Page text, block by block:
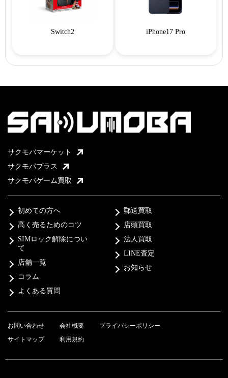
Switch2 iPhone17 Pro
サクモバマーケット
サクモバプラス
サクモバゲーム買取
初めての方へ
高く売るためのコツ
SIMロック解除につい
て
店舗一覧
コラム
よくある質問
郵送買取
店頭買取
法人買取
LINE査定
お知らせ
お問い合わせ 会社概要
プライバシーポリシー
サイトマップ
利用規約